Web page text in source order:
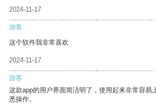
2024-11-17
游客
这个软件我非常喜欢
2024-11-17
游客
这款app的用户界面简洁明了，使用起来非常容易
悉操作。